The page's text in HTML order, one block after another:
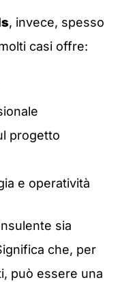
, invece, spesso
casi offre:
progetto
e operatività
sia
che, per
può essere una